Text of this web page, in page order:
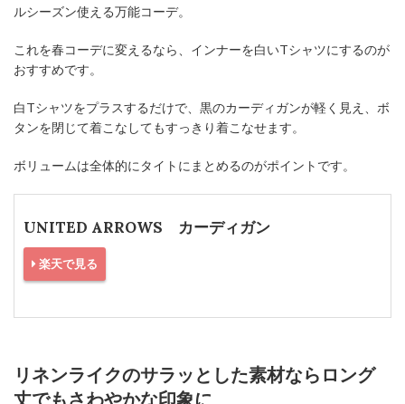
ルシーズン使える万能コーデ。
これを春コーデに変えるなら、インナーを白いTシャツにするのが
おすすめです。
白Tシャツをプラスするだけで、黒のカーディガンが軽く見え、ボ
タンを閉じて着こなしてもすっきり着こなせます。
ボリュームは全体的にタイトにまとめるのがポイントです。
UNITED ARROWS カーディガン
楽天で見る
リネンライクのサラッとした素材ならロング
丈でもさわやかな印象に